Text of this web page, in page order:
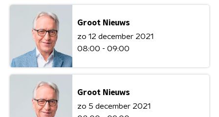
Groot Nieuws
zo 12 december 2021
08:00 - 09:00
Groot Nieuws
zo 5 december 2021